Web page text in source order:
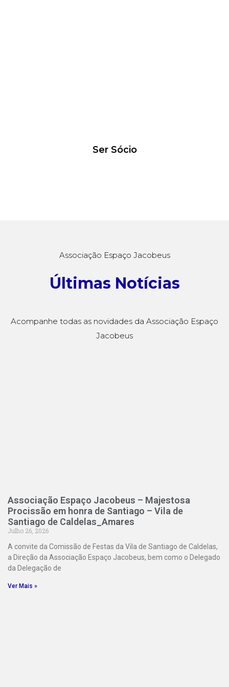
Ser Sócio
Associação Espaço Jacobeus
Últimas Notícias
Acompanhe todas as novidades da Associação Espaço
Jacobeus
Associação Espaço Jacobeus – Majestosa
Procissão em honra de Santiago – Vila de
Santiago de Caldelas_Amares
Julho 26, 2026
A convite da Comissão de Festas da Vila de Santiago de Caldelas,
a Direção da Associação Espaço Jacobeus, bem como o Delegado
da Delegação de
Ver Mais »